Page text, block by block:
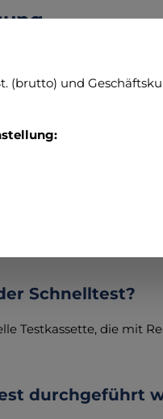
I - Schnelltest ist ein
Durch den
Fachpersonal
die Gesundheit Ihres
in den
Schnelltest?
Testkassette, die mit
durchgeführt
(brutto) und